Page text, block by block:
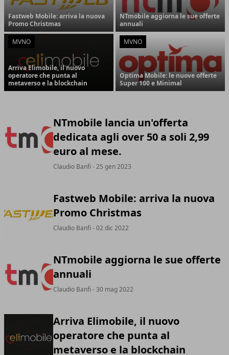
Fastweb Mobile: arriva la nuova
Promo Christmas
NTmobile aggiorna le sue offerte
annuali
MVNO
Arriva Elimobile, il nuovo
operatore che punta al
metaverso e la blockchain
MVNO
Optima Mobile: le nuove offerte
Super 100 e Minimal
NTmobile lancia un'offerta
dedicata agli over 50 a soli 2,99
euro al mese.
Claudio Banfi - 25 gen 2023
Fastweb Mobile: arriva la nuova
Promo Christmas
Claudio Banfi - 02 dic 2022
NTmobile aggiorna le sue offerte
annuali
Claudio Banfi - 30 mag 2022
Arriva Elimobile, il nuovo
operatore che punta al
metaverso e la blockchain